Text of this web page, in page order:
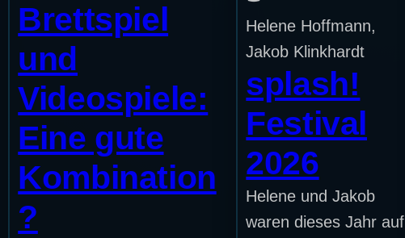
Brettspiel
und
Videospiele:
Eine gute
Kombination
?
Helene Hoffmann,
Jakob Klinkhardt
splash!
Festival
2026
Helene und Jakob
waren dieses Jahr auf